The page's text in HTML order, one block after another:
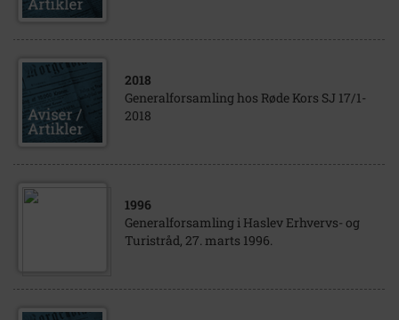
2018
Generalforsamling hos Røde Kors SJ 17/1-
2018
1996
Generalforsamling i Haslev Erhvervs- og
Turistråd, 27. marts 1996.